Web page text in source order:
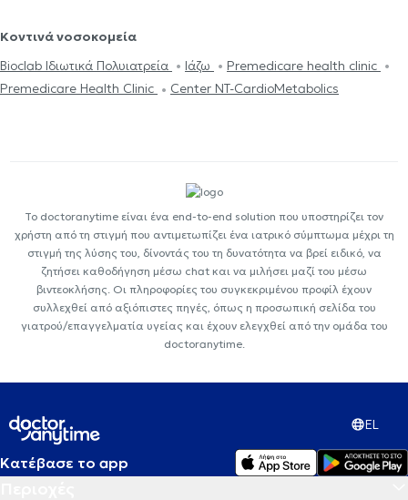
Κοντινά νοσοκομεία
Bioclab Ιδιωτικά Πολυιατρεία
Ιάζω
Premedicare health clinic
Premedicare Health Clinic
Center NT-CardioMetabolics
Το doctoranytime είναι ένα end-to-end solution που υποστηρίζει τον
χρήστη από τη στιγμή που αντιμετωπίζει ένα ιατρικό σύμπτωμα μέχρι τη
στιγμή της λύσης του, δίνοντάς του τη δυνατότητα να βρεί ειδικό, να
ζητήσει καθοδήγηση μέσω chat και να μιλήσει μαζί του μέσω
βιντεοκλήσης. Οι πληροφορίες του συγκεκριμένου προφίλ έχουν
συλλεχθεί από αξιόπιστες πηγές, όπως η προσωπική σελίδα του
γιατρού/επαγγελματία υγείας και έχουν ελεγχθεί από την ομάδα του
doctoranytime.
EL
Κατέβασε το app